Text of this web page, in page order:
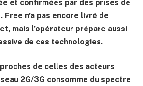
et confirmées par des prises de
Free n’a pas encore livré de
mais l’opérateur prépare aussi
de ces technologies.
de celles des acteurs
2G/3G consomme du spectre